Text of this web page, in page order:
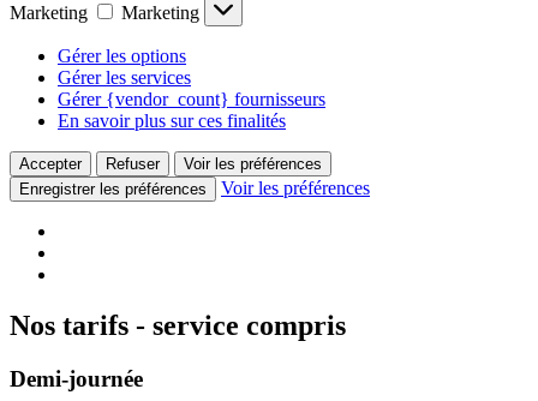
Marketing
Marketing
Gérer les options
Gérer les services
Gérer {vendor_count} fournisseurs
En savoir plus sur ces finalités
Accepter Refuser
Voir les préférences
Enregistrer les préférences
Voir les préférences
Nos tarifs - service compris
Demi-journée